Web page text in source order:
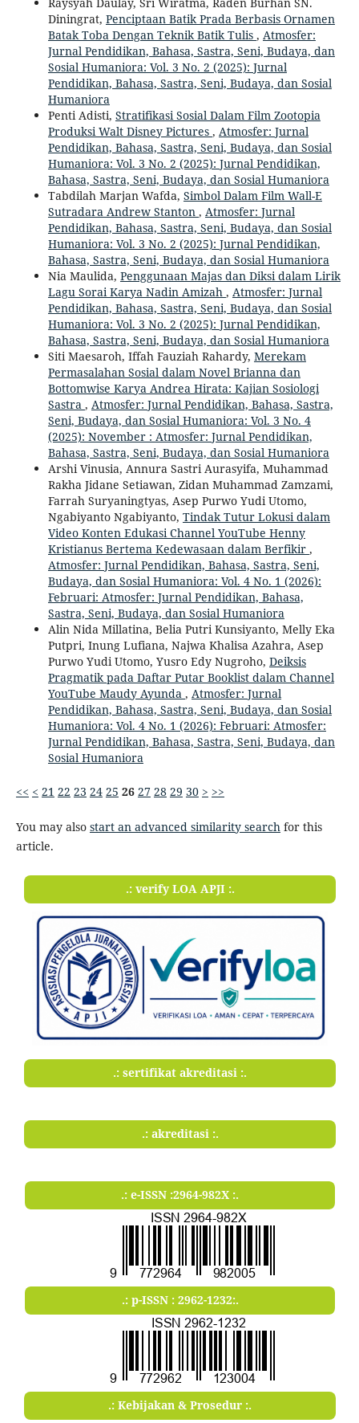
Diningrat, Penciptaan Batik Prada Berbasis Ornamen
Batak Toba Dengan Teknik Batik Tulis , Atmosfer:
Jurnal Pendidikan, Bahasa, Sastra, Seni, Budaya, dan
Sosial Humaniora: Vol. 3 No. 2 (2025): Jurnal
Pendidikan, Bahasa, Sastra, Seni, Budaya, dan Sosial
Humaniora
Penti Adisti, Stratifikasi Sosial Dalam Film Zootopia
Produksi Walt Disney Pictures , Atmosfer: Jurnal
Pendidikan, Bahasa, Sastra, Seni, Budaya, dan Sosial
Humaniora: Vol. 3 No. 2 (2025): Jurnal Pendidikan,
Bahasa, Sastra, Seni, Budaya, dan Sosial Humaniora
Tabdilah Marjan Wafda, Simbol Dalam Film Wall-E
Sutradara Andrew Stanton , Atmosfer: Jurnal
Pendidikan, Bahasa, Sastra, Seni, Budaya, dan Sosial
Humaniora: Vol. 3 No. 2 (2025): Jurnal Pendidikan,
Bahasa, Sastra, Seni, Budaya, dan Sosial Humaniora
Nia Maulida, Penggunaan Majas dan Diksi dalam Lirik
Lagu Sorai Karya Nadin Amizah , Atmosfer: Jurnal
Pendidikan, Bahasa, Sastra, Seni, Budaya, dan Sosial
Humaniora: Vol. 3 No. 2 (2025): Jurnal Pendidikan,
Bahasa, Sastra, Seni, Budaya, dan Sosial Humaniora
Siti Maesaroh, Iffah Fauziah Rahardy, Merekam
Permasalahan Sosial dalam Novel Brianna dan
Bottomwise Karya Andrea Hirata: Kajian Sosiologi
Sastra , Atmosfer: Jurnal Pendidikan, Bahasa, Sastra,
Seni, Budaya, dan Sosial Humaniora: Vol. 3 No. 4
(2025): November : Atmosfer: Jurnal Pendidikan,
Bahasa, Sastra, Seni, Budaya, dan Sosial Humaniora
Arshi Vinusia, Annura Sastri Aurasyifa, Muhammad
Rakha Jidane Setiawan, Zidan Muhammad Zamzami,
Farrah Suryaningtyas, Asep Purwo Yudi Utomo,
Ngabiyanto Ngabiyanto, Tindak Tutur Lokusi dalam
Video Konten Edukasi Channel YouTube Henny
Kristianus Bertema Kedewasaan dalam Berfikir ,
Atmosfer: Jurnal Pendidikan, Bahasa, Sastra, Seni,
Budaya, dan Sosial Humaniora: Vol. 4 No. 1 (2026):
Februari: Atmosfer: Jurnal Pendidikan, Bahasa,
Sastra, Seni, Budaya, dan Sosial Humaniora
Alin Nida Millatina, Belia Putri Kunsiyanto, Melly Eka
Putpri, Inung Lufiana, Najwa Khalisa Azahra, Asep
Purwo Yudi Utomo, Yusro Edy Nugroho, Deiksis
Pragmatik pada Daftar Putar Booklist dalam Channel
YouTube Maudy Ayunda , Atmosfer: Jurnal
Pendidikan, Bahasa, Sastra, Seni, Budaya, dan Sosial
Humaniora: Vol. 4 No. 1 (2026): Februari: Atmosfer:
Jurnal Pendidikan, Bahasa, Sastra, Seni, Budaya, dan
Sosial Humaniora
<< < 21 22 23 24 25 26 27 28 29 30 > >>
You may also start an advanced similarity search for this
article.
.: verify LOA APJI :.
.: sertifikat akreditasi :.
.: akreditasi :.
.: e-ISSN :2964-982X :.
.: p-ISSN : 2962-1232:.
.: Kebijakan & Prosedur :.